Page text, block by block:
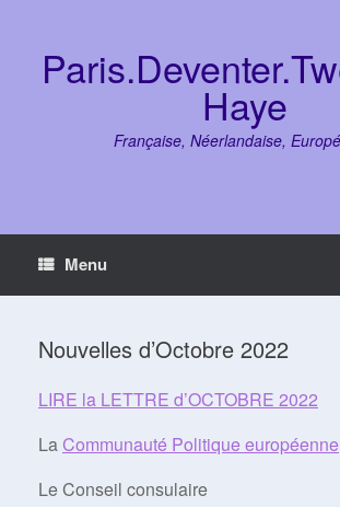
content
Haye
Française, Néerlandaise,
Menu
Nouvelles d’Octobre 2022
LIRE la LETTRE d’OCTOBRE 2022
LaCommunauté Politique européenne
Le Conseil consulaire